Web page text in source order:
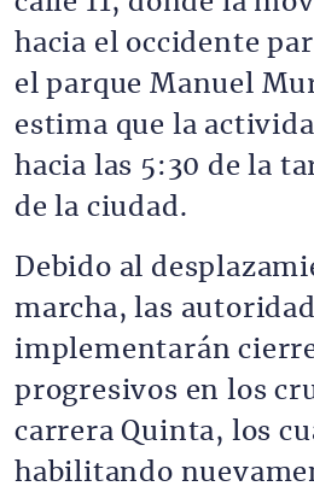
hacia el occidente
el parque Manuel
estima que la
hacia las 5:30 de la
de la ciudad.
Debido al
marcha, las
implementarán
progresivos en los
carrera Quinta, los
habilitando